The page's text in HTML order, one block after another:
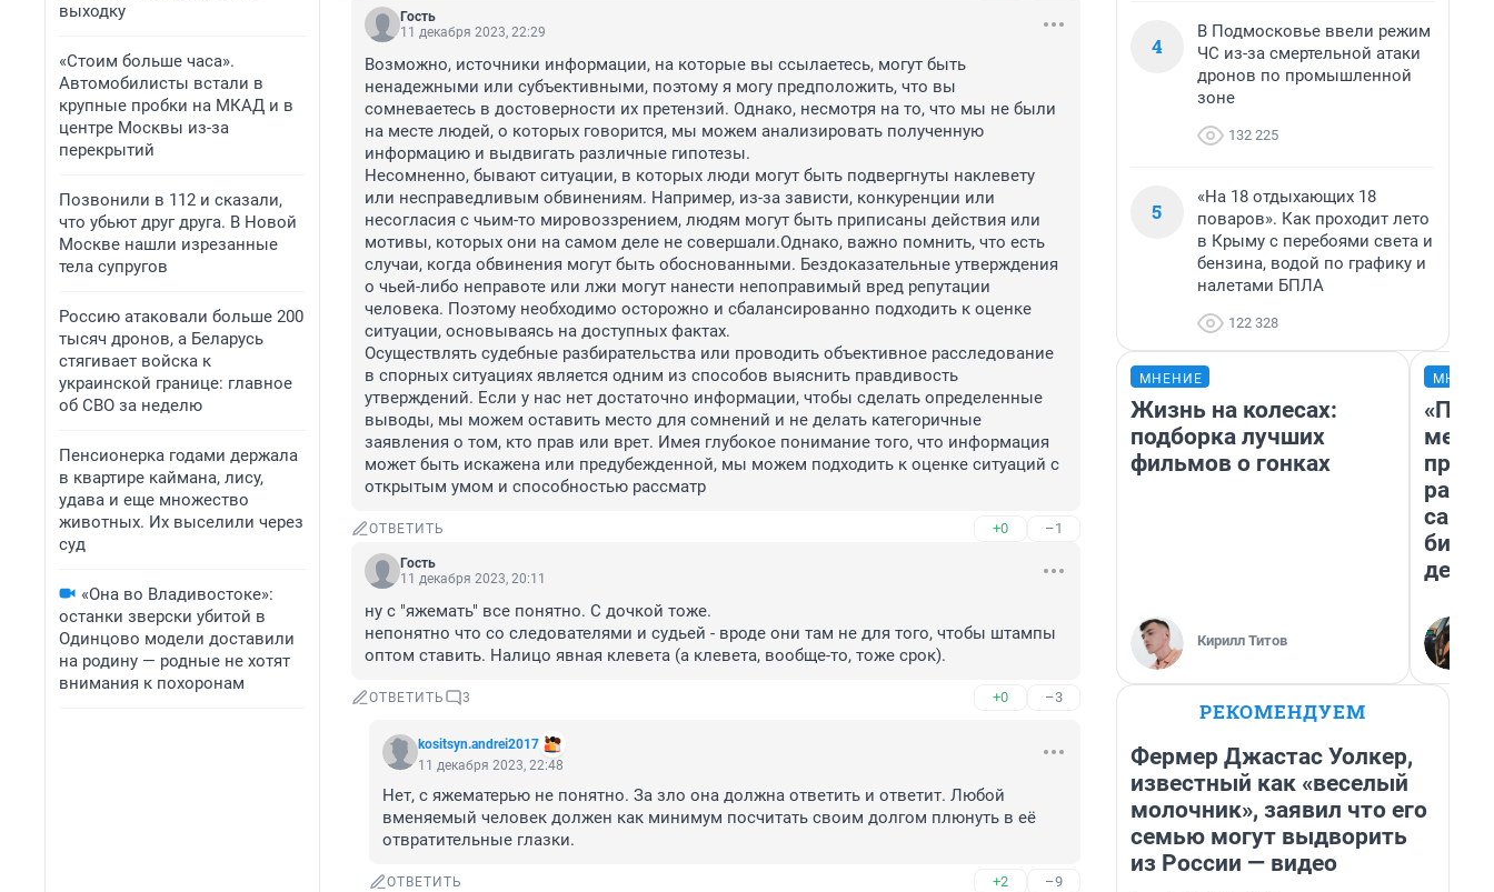
выходку
«Стоим больше часа».
Автомобилисты встали в
крупные пробки на МКАД и в
центре Москвы из-за
перекрытий
Позвонили в 112 и сказали,
что убьют друг друга. В Новой
Москве нашли изрезанные
тела супругов
Россию атаковали больше 200
тысяч дронов, а Беларусь
стягивает войска к
украинской границе: главное
об СВО за неделю
Пенсионерка годами держала
в квартире каймана, лису,
удава и еще множество
животных. Их выселили через
суд
«Она во Владивостоке»:
останки зверски убитой в
Одинцово модели доставили
на родину — родные не хотят
внимания к похоронам
Гость
11 декабря 2023, 22:29
Возможно, источники информации, на которые вы ссылаетесь, могут быть
ненадежными или субъективными, поэтому я могу предположить, что вы
сомневаетесь в достоверности их претензий. Однако, несмотря на то, что мы не были
на месте людей, о которых говорится, мы можем анализировать полученную
информацию и выдвигать различные гипотезы.
Несомненно, бывают ситуации, в которых люди могут быть подвергнуты наклевету
или несправедливым обвинениям. Например, из-за зависти, конкуренции или
несогласия с чьим-то мировоззрением, людям могут быть приписаны действия или
мотивы, которых они на самом деле не совершали.Однако, важно помнить, что есть
случаи, когда обвинения могут быть обоснованными. Бездоказательные утверждения
о чьей-либо неправоте или лжи могут нанести непоправимый вред репутации
человека. Поэтому необходимо осторожно и сбалансированно подходить к оценке
ситуации, основываясь на доступных фактах.
Осуществлять судебные разбирательства или проводить объективное расследование
в спорных ситуациях является одним из способов выяснить правдивость
утверждений. Если у нас нет достаточно информации, чтобы сделать определенные
выводы, мы можем оставить место для сомнений и не делать категоричные
заявления о том, кто прав или врет. Имея глубокое понимание того, что информация
может быть искажена или предубежденной, мы можем подходить к оценке ситуаций с
открытым умом и способностью рассматр
ОТВЕТИТЬ +0 –1
Гость
11 декабря 2023, 20:11
ну с "яжемать" все понятно. С дочкой тоже.
непонятно что со следователями и судьей - вроде они там не для того, чтобы штампы
оптом ставить. Налицо явная клевета (а клевета, вообще-то, тоже срок).
ОТВЕТИТЬ 3 +0 –3
kositsyn.andrеi2017
11 декабря 2023, 22:48
Нет, с яжематерью не понятно. За зло она должна ответить и ответит. Любой
вменяемый человек должен как минимум посчитать своим долгом плюнуть в её
отвратительные глазки.
ОТВЕТИТЬ +2 –9
4
В Подмосковье ввели режим
ЧС из-за смертельной атаки
дронов по промышленной
зоне
132 225
5
«На 18 отдыхающих 18
поваров». Как проходит лето
в Крыму с перебоями света и
бензина, водой по графику и
налетами БПЛА
122 328
МНЕНИЕ
Жизнь на колесах:
подборка лучших
фильмов о гонках
Кирилл Титов
РЕКОМЕНДУЕМ
Фермер Джастас Уолкер,
известный как «веселый
молочник», заявил что его
семью могут выдворить
из России — видео